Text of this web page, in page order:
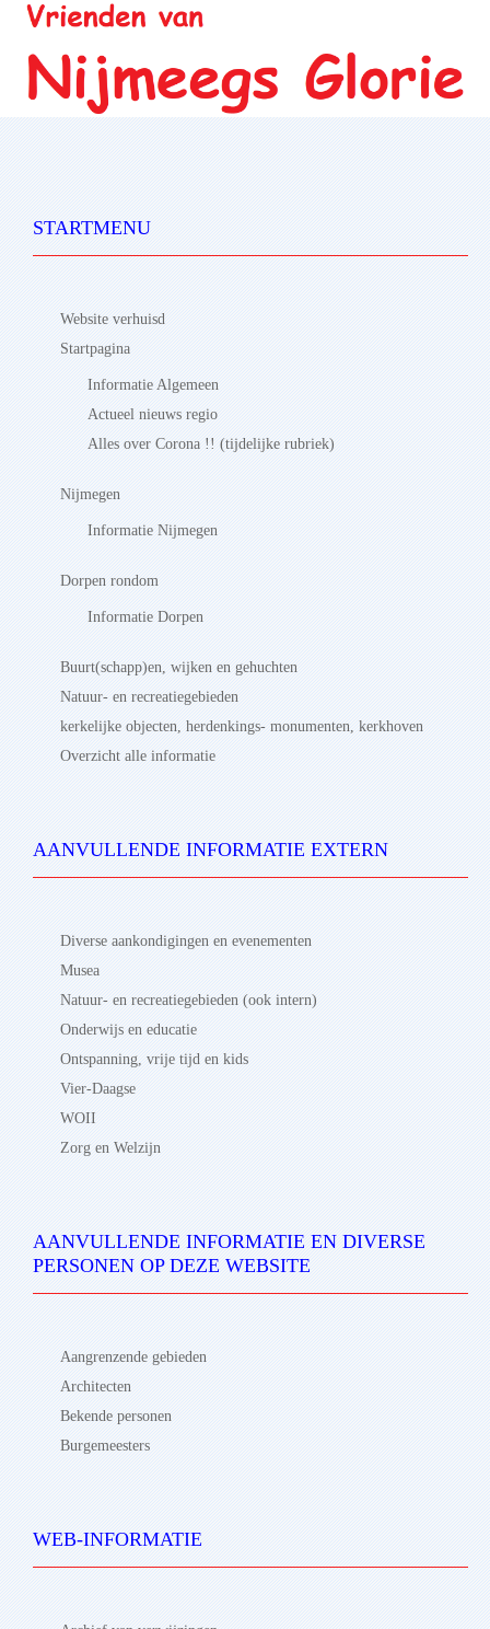
STARTMENU
Website verhuisd
Startpagina
Informatie Algemeen
Actueel nieuws regio
Alles over Corona !! (tijdelijke rubriek)
Nijmegen
Informatie Nijmegen
Dorpen rondom
Informatie Dorpen
Buurt(schapp)en, wijken en gehuchten
Natuur- en recreatiegebieden
kerkelijke objecten, herdenkings- monumenten, kerkhoven
Overzicht alle informatie
AANVULLENDE INFORMATIE EXTERN
Diverse aankondigingen en evenementen
Musea
Natuur- en recreatiegebieden (ook intern)
Onderwijs en educatie
Ontspanning, vrije tijd en kids
Vier-Daagse
WOII
Zorg en Welzijn
AANVULLENDE INFORMATIE EN DIVERSE
PERSONEN OP DEZE WEBSITE
Aangrenzende gebieden
Architecten
Bekende personen
Burgemeesters
WEB-INFORMATIE